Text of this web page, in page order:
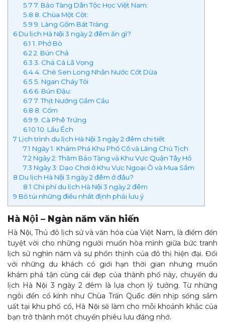
5.7 7. Bảo Tàng Dân Tộc Học Việt Nam:
5.8 8. Chùa Một Cột:
5.9 9. Làng Gốm Bát Tràng:
6 Du lịch Hà Nội 3 ngày 2 đêm ăn gì?
6.1 1. Phở Bò
6.2 2. Bún Chả
6.3 3. Chả Cá Lã Vọng
6.44. Chè Sen Long Nhãn Nước Cốt Dừa
6.5 5. Ngan Cháy Tỏi
6.66. Bún Đậu:
6.7 7. Thịt Nướng Gầm Cầu
6.8 8. Cốm
6.9 9. Cà Phê Trứng
6.1010. Lẩu Ếch
7 Lịch trình du lịch Hà Nội 3 ngày 2 đêm chi tiết
7.1 Ngày 1: Khám Phá Khu Phố Cổ và Lăng Chủ Tịch
7.2 Ngày 2: Thăm Bảo Tàng và Khu Vực Quận Tây Hồ
7.3 Ngày 3: Dạo Chơi ở Khu Vực Ngoại Ô và Mua Sắm
8 Du lịch Hà Nội 3 ngày 2 đêm ở đâu?
8.1 Chi phí du lịch Hà Nội 3 ngày 2 đêm
9 Bỏ túi những điều nhất định phải lưu ý
Hà Nội – Ngàn năm văn hiến
Hà Nội, Thủ đô lịch sử và văn hóa của Việt Nam, là điểm đến
tuyệt vời cho những người muốn hòa mình giữa bức tranh
lịch sử nghìn năm và sự phồn thịnh của đô thị hiện đại. Đối
với những du khách có giới hạn thời gian nhưng muốn
khám phá tận cùng cái đẹp của thành phố này, chuyến du
lịch Hà Nội 3 ngày 2 đêm là lựa chọn lý tưởng. Từ những
ngôi đền cổ kính như Chùa Trấn Quốc đến nhịp sống sầm
uất tại khu phố cổ, Hà Nội sẽ làm cho mỗi khoảnh khắc của
bạn trở thành một chuyến phiêu lưu đáng nhớ.